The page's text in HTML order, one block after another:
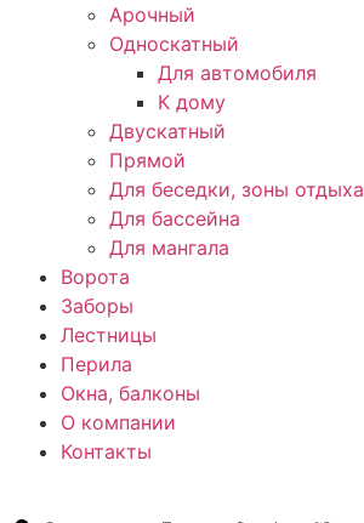
Арочный
Односкатный
Для автомобиля
К дому
Двускатный
Прямой
Для беседки, зоны отдыха
Для бассейна
Для мангала
Ворота
Заборы
Лестницы
Перила
Окна, балконы
О компании
Контакты